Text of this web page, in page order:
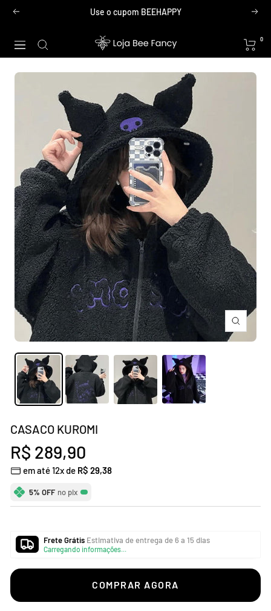
Pular
conteúdo
Anterior Use o cupom BEEHAPPY
Navegação
Loja
Bee
0
Zoom
CASACO KUROMI
Preço
promocional
R$ 289,90
em até 12x de R$ 29,38
5% OFF no pix
Frete Grátis Estimativa de entrega de 6 a 15 dias
Carregando informações...
COMPRAR AGORA